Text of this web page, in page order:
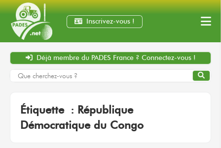
Inscrivez-vous !
Déjà membre du PADES France ? Connectez-vous !
Étiquette : République
Démocratique du Congo